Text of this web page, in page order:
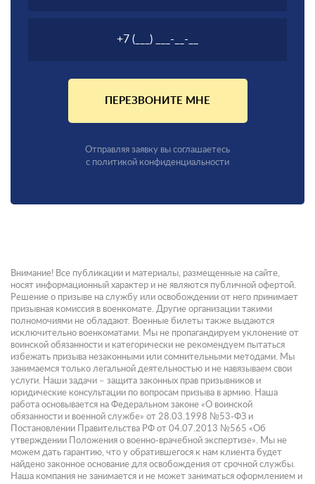
ПЕРЕЗВОНИТЕ МНЕ
Отправляя заявку вы соглашаетесь
с политикой конфиденциальности
Внимание! Все публикации и материалы, размещенные на сайте,
носят информационный характер и не являются публичной офертой.
Решение о призыве на службу или освобождении от него принимает
призывная комиссия в военкомате. Другие организации такими
полномочиями не обладают. Военные билеты также выдаются
исключительно военкоматами. Мы не пропагандируем уклонение от
воинской обязанности и категорически не рекомендуем пытаться
избежать призыва незаконными или сомнительными методами. Мы
занимаемся только легальной деятельностью и не навязываем свои
услуги. Наши задачи – защита законных прав призывников и
юридические консультации по вопросам призыва в армию. Наша
работа основывается на Федеральном законе «О воинской
обязанности и военной службе» от 28.03.1998 №53-ФЗ и
Постановлении Правительства РФ от 04.07.2013 №565 «Об
утверждении Положения о военно-врачебной экспертизе». Мы не
можем дать гарантию, что у обратившегося к нам клиента будет
найдено законное основание для освобождения от срочной службы.
Наша компания не занимается и не может заниматься оформлением и